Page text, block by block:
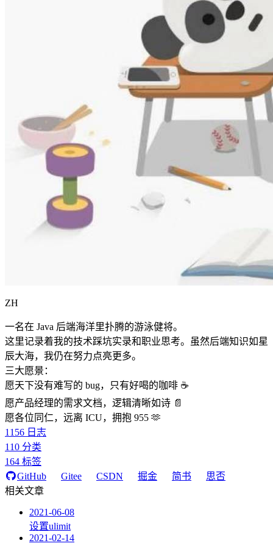
ZH
一名在 Java 后端海洋里扑腾的游泳健将。
这里记录着我的技术踩坑实录和职业思考。虽然后端知识如星
辰大海，我仍在努力点亮更多。
三大愿景：
愿天下没有难写的 bug，只有好喝的咖啡 ☕️
愿产品经理的需求文档，逻辑清晰如诗 📄
愿各位同仁，远离 ICU，拥抱 955 🫶
1156 日志
110 分类
164 标签
GitHub
Gitee CSDN 掘金 简书
思否
相关文章
2021-06-08
设置ulimit
2021-02-14